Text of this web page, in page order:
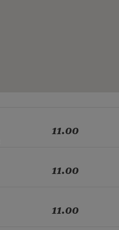
11.00
11.00
11.00